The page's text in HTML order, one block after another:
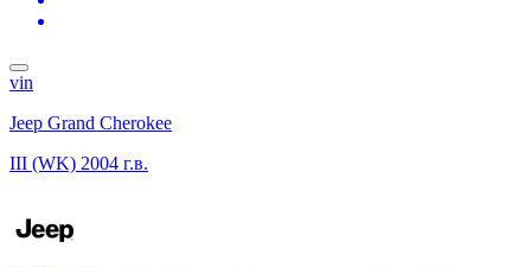
vin
Jeep Grand Cherokee
III (WK) 2004 г.в.